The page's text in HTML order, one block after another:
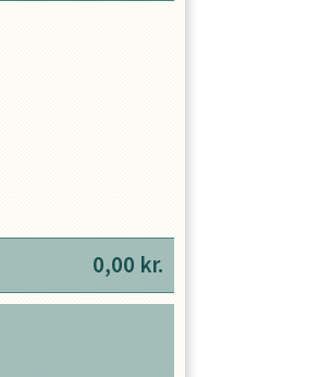
0,00 kr.